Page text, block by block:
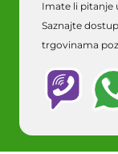
Imate li pitanje
Saznajte
trgovinama